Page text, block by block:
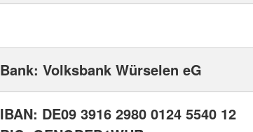
Bank: Volksbank Würselen eG
IBAN: DE09 3916 2980 0124 5540 12